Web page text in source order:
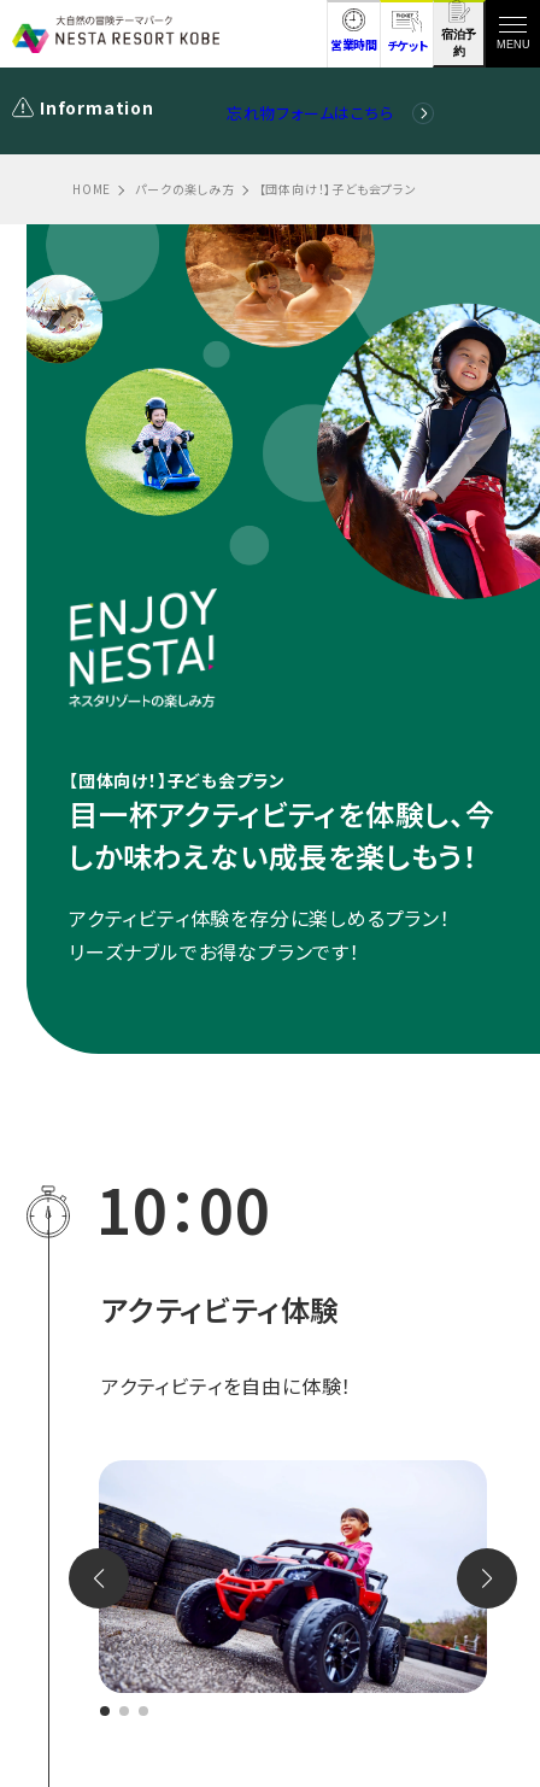
営業時間 チケット
宿泊予
約
MENU
Information 忘れ物フォームはこちら
HOME パークの楽しみ方 【団体向け！】子ども会プラン
【団体向け！】子ども会プラン
目一杯アクティビティを体験し、今
しか味わえない成長を楽しもう！
アクティビティ体験を存分に楽しめるプラン！
リーズナブルでお得なプランです！
10：00
アクティビティ体験
アクティビティを自由に体験！